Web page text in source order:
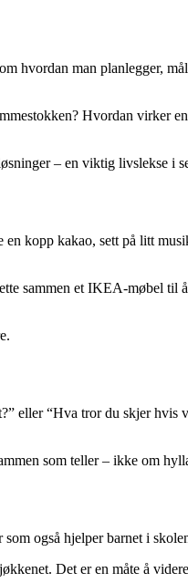
hvordan man planlegger,
Hvordan virker
– en viktig livslekse i
kopp kakao, sett på litt
sammen et IKEA-møbel til
eller “Hva tror du skjer hvis
som teller – ikke om
også hjelper barnet i
Det er en måte å